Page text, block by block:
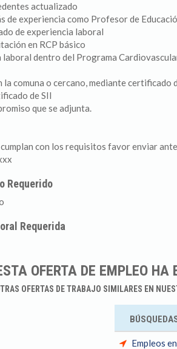
actualizado
de experiencia como Profesor de
de experiencia laboral
en RCP básico
dentro del Programa
comuna o cercano, mediante certificado
de SII
que se adjunta.
con los requisitos favor enviar
Requerido
Requerida
OFERTA DE EMPLEO HA
OFERTAS DE TRABAJO SIMILARES EN
Empleos